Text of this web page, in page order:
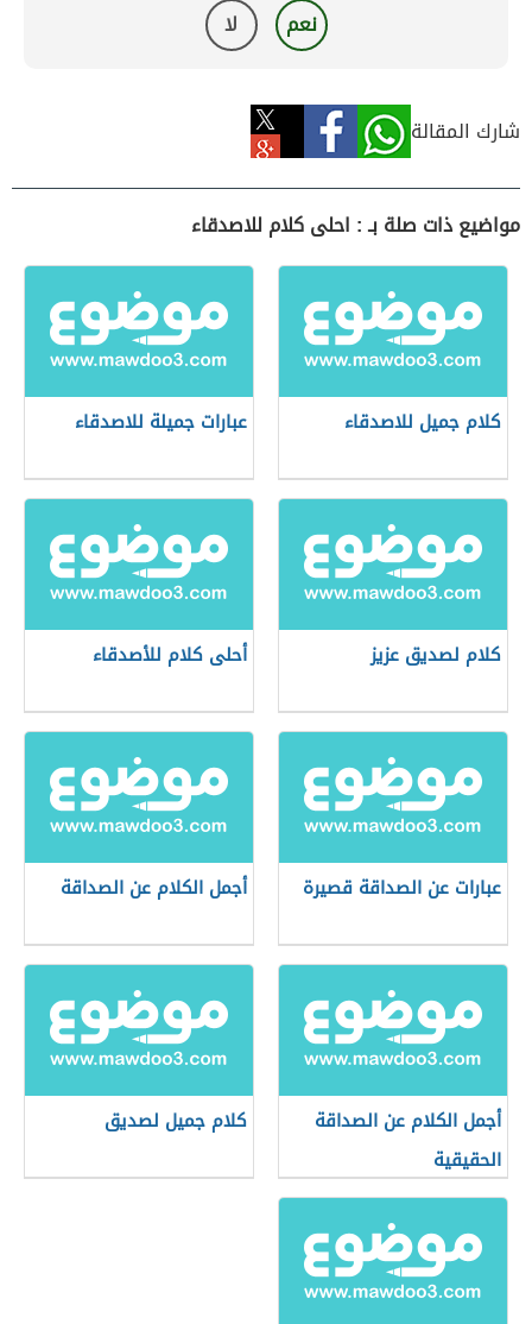
نعم لا
شارك المقالة
مواضيع ذات صلة بـ : احلى كلام للاصدقاء
كلام جميل للاصدقاء عبارات جميلة للاصدقاء
كلام لصديق عزيز أحلى كلام للأصدقاء
عبارات عن الصداقة قصيرة أجمل الكلام عن الصداقة
أجمل الكلام عن الصداقة
الحقيقية
كلام جميل لصديق